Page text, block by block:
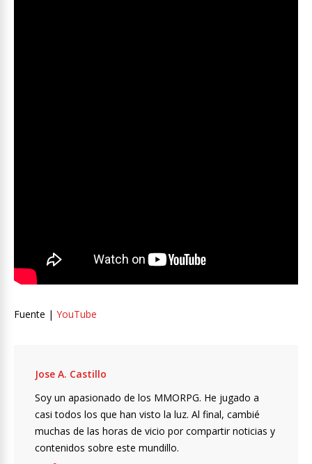
Fuente | YouTube
Jose A. Castillo
Soy un apasionado de los MMORPG. He jugado a
casi todos los que han visto la luz. Al final, cambié
muchas de las horas de vicio por compartir noticias y
contenidos sobre este mundillo.